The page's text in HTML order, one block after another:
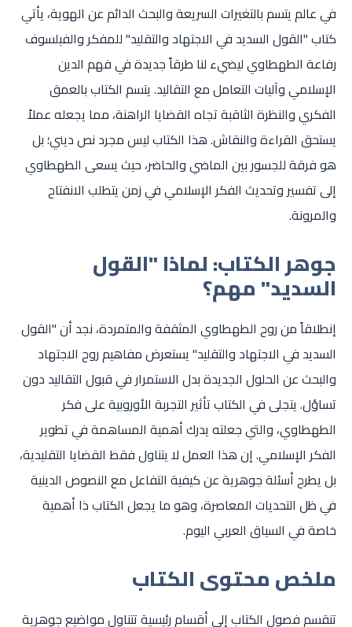
في عالم يتسم بالتغيرات السريعة والبحث الدائم عن الهوية، يأتي
كتاب "القول السديد في الاجتهاد والتقليد" للمفكر والفيلسوف
رفاعة الطهطاوي ليضيء لنا طرقاً جديدة في فهم الدين
الإسلامي وآليات التعامل مع التقاليد. يتسم الكتاب بالعمق
الفكري والنظرة الثاقبة تجاه القضايا الراهنة، مما يجعله عملاً
يستحق القراءة والنقاش. هذا الكتاب ليس مجرد نص ديني؛ بل
هو فرقة للجسور بين الماضي والحاضر، حيث يسعى الطهطاوي
إلى تفسير وتحديث الفكر الإسلامي في زمن يتطلب الانفتاح
والمرونة.
جوهر الكتاب: لماذا "القول
السديد" مهم؟
إنطلاقاً من روح الطهطاوي المثقفة والمتمردة، نجد أن "القول
السديد في الاجتهاد والتقليد" يستعرض مفاهيم روح الاجتهاد
والبحث عن الحلول الجديدة بدل الاستمرار في قبول التقاليد دون
تساؤل. يتجلى في الكتاب تأثير التجربة الأوروبية على فكر
الطهطاوي، والتي جعلته يدرك أهمية المساهمة في تطوير
الفكر الإسلامي. إن هذا العمل لا يتناول فقط القضايا التقليدية،
بل يطرح أسئلة جوهرية عن كيفية التفاعل مع النصوص الدينية
في ظل التحديات المعاصرة، وهو ما يجعل الكتاب ذا أهمية
خاصة في السياق العربي اليوم.
ملخص محتوى الكتاب
تنقسم فصول الكتاب إلى أقسام رئيسية تتناول مواضيع جوهرية